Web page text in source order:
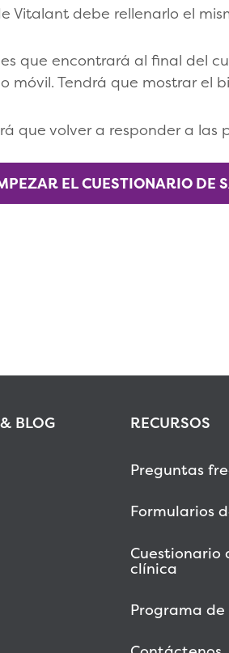
Vitalant debe rellenarlo el
que encontrará al final del
móvil. Tendrá que mostrar el
que volver a responder a
EL CUESTIONARIO DE
BLOG RECURSOS
Preguntas
Formularios
Cuestionario
clínica
Programa